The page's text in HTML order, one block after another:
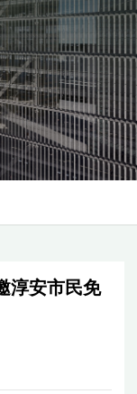
淳安市民免